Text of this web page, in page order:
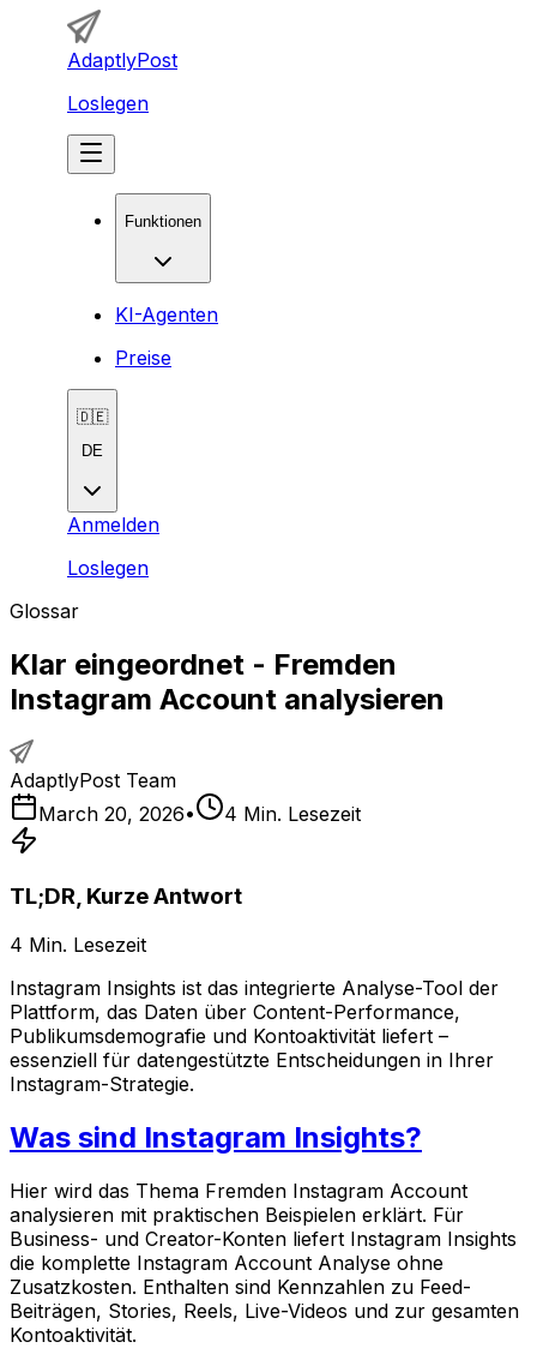
AdaptlyPost
Loslegen
Funktionen
KI-Agenten
Preise
🇩🇪
DE
Anmelden
Loslegen
Glossar
Klar eingeordnet - Fremden
Instagram Account analysieren
AdaptlyPost Team
March 20, 2026• 4 Min. Lesezeit
TL;DR, Kurze Antwort
4 Min. Lesezeit
Instagram Insights ist das integrierte Analyse-Tool der
Plattform, das Daten über Content-Performance,
Publikumsdemografie und Kontoaktivität liefert –
essenziell für datengestützte Entscheidungen in Ihrer
Instagram-Strategie.
Was sind Instagram Insights?
Hier wird das Thema Fremden Instagram Account
analysieren mit praktischen Beispielen erklärt. Für
Business- und Creator-Konten liefert Instagram Insights
die komplette Instagram Account Analyse ohne
Zusatzkosten. Enthalten sind Kennzahlen zu Feed-
Beiträgen, Stories, Reels, Live-Videos und zur gesamten
Kontoaktivität.